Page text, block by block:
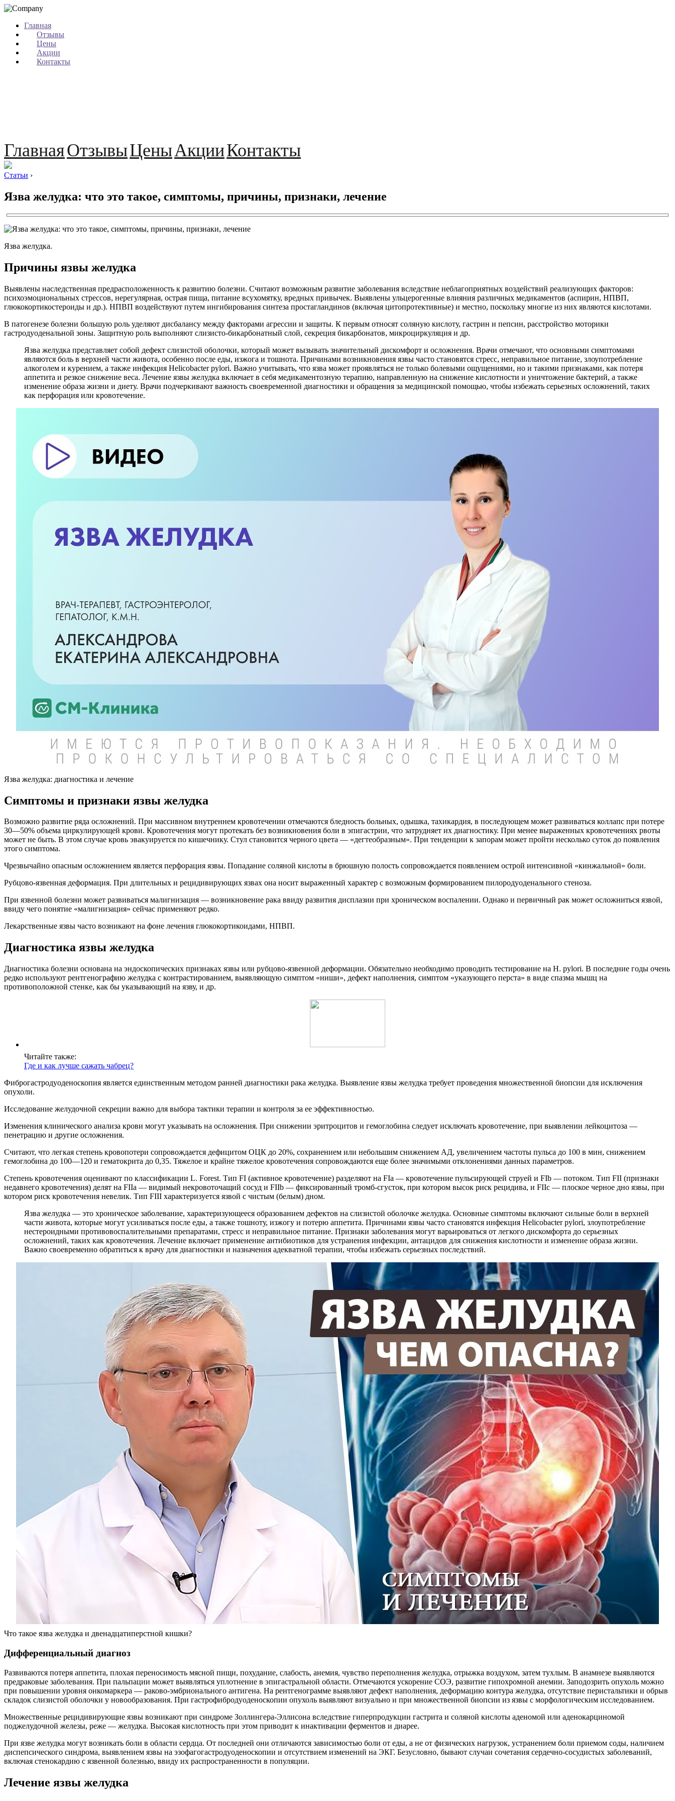
Главная
Отзывы
Цены
Акции
Контакты
ГлавнаяОтзывыЦеныАкцииКонтакты
Статьи ›
Язва желудка: что это такое, симптомы, причины, признаки, лечение
Язва желудка.
Причины язвы желудка
Выявлены наследственная предрасположенность к развитию болезни. Считают возможным развитие заболевания вследствие неблагоприятных воздействий реализующих факторов:
психоэмоциональных стрессов, нерегулярная, острая пища, питание всухомятку, вредных привычек. Выявлены ульцерогенные влияния различных медикаментов (аспирин, НПВП,
глюкокортикостероиды и др.). НПВП воздействуют путем ингибирования синтеза простагландинов (включая цитопротективные) и местно, поскольку многие из них являются кислотами.
В патогенезе болезни большую роль уделяют дисбалансу между факторами агрессии и защиты. К первым относят соляную кислоту, гастрин и пепсин, расстройство моторики
гастродуоденальной зоны. Защитную роль выполняют слизисто-бикарбонатный слой, секреция бикарбонатов, микроциркуляция и др.
Язва желудка представляет собой дефект слизистой оболочки, который может вызывать значительный дискомфорт и осложнения. Врачи отмечают, что основными симптомами
являются боль в верхней части живота, особенно после еды, изжога и тошнота. Причинами возникновения язвы часто становятся стресс, неправильное питание, злоупотребление
алкоголем и курением, а также инфекция Helicobacter pylori. Важно учитывать, что язва может проявляться не только болевыми ощущениями, но и такими признаками, как потеря
аппетита и резкое снижение веса. Лечение язвы желудка включает в себя медикаментозную терапию, направленную на снижение кислотности и уничтожение бактерий, а также
изменение образа жизни и диету. Врачи подчеркивают важность своевременной диагностики и обращения за медицинской помощью, чтобы избежать серьезных осложнений, таких
как перфорация или кровотечение.
Язва желудка: диагностика и лечение
Симптомы и признаки язвы желудка
Возможно развитие ряда осложнений. При массивном внутреннем кровотечении отмечаются бледность больных, одышка, тахикардия, в последующем может развиваться коллапс при потере
30—50% объема циркулирующей крови. Кровотечения могут протекать без возникновения боли в эпигастрии, что затрудняет их диагностику. При менее выраженных кровотечениях рвоты
может не быть. В этом случае кровь эвакуируется по кишечнику. Стул становится черного цвета — «дегтеобразным». При тенденции к запорам может пройти несколько суток до появления
этого симптома.
Чрезвычайно опасным осложнением является перфорация язвы. Попадание соляной кислоты в брюшную полость сопровождается появлением острой интенсивной «кинжальной» боли.
Рубцово-язвенная деформация. При длительных и рецидивирующих язвах она носит выраженный характер с возможным формированием пилородуоденального стеноза.
При язвенной болезни может развиваться малигнизация — возникновение рака ввиду развития дисплазии при хроническом воспалении. Однако и первичный рак может осложниться язвой,
ввиду чего понятие «малигнизация» сейчас применяют редко.
Лекарственные язвы часто возникают на фоне лечения глюкокортикоидами, НПВП.
Диагностика язвы желудка
Диагностика болезни основана на эндоскопических признаках язвы или рубцово-язвенной деформации. Обязательно необходимо проводить тестирование на Н. pylori. В последние годы очень
редко используют рентгенографию желудка с контрастированием, выявляющую симптом «ниши», дефект наполнения, симптом «указующего перста» в виде спазма мышц на
противоположной стенке, как бы указывающий на язву, и др.
Читайте также:
Где и как лучше сажать чабрец?
Фиброгастродуоденоскопия является единственным методом ранней диагностики рака желудка. Выявление язвы желудка требует проведения множественной биопсии для исключения
опухоли.
Исследование желудочной секреции важно для выбора тактики терапии и контроля за ее эффективностью.
Изменения клинического анализа крови могут указывать на осложнения. При снижении эритроцитов и гемоглобина следует исключать кровотечение, при выявлении лейкоцитоза —
пенетрацию и другие осложнения.
Считают, что легкая степень кровопотери сопровождается дефицитом ОЦК до 20%, сохранением или небольшим снижением АД, увеличением частоты пульса до 100 в мин, снижением
гемоглобина до 100—120 и гематокрита до 0,35. Тяжелое и крайне тяжелое кровотечения сопровождаются еще более значимыми отклонениями данных параметров.
Степень кровотечения оценивают по классификации L. Forest. Тип FI (активное кровотечение) разделяют на FIa — кровотечение пульсирующей струей и FIb — потоком. Тип FII (признаки
недавнего кровотечения) делят на FIIa — видимый некровоточащий сосуд и FIIb — фиксированный тромб-сгусток, при котором высок риск рецидива, и FIIc — плоское черное дно язвы, при
котором риск кровотечения невелик. Тип FIII характеризуется язвой с чистым (белым) дном.
Язва желудка — это хроническое заболевание, характеризующееся образованием дефектов на слизистой оболочке желудка. Основные симптомы включают сильные боли в верхней
части живота, которые могут усиливаться после еды, а также тошноту, изжогу и потерю аппетита. Причинами язвы часто становятся инфекция Helicobacter pylori, злоупотребление
нестероидными противовоспалительными препаратами, стресс и неправильное питание. Признаки заболевания могут варьироваться от легкого дискомфорта до серьезных
осложнений, таких как кровотечения. Лечение включает применение антибиотиков для устранения инфекции, антацидов для снижения кислотности и изменение образа жизни.
Важно своевременно обратиться к врачу для диагностики и назначения адекватной терапии, чтобы избежать серьезных последствий.
Что такое язва желудка и двенадцатиперстной кишки?
Дифференциальный диагноз
Развиваются потеря аппетита, плохая переносимость мясной пищи, похудание, слабость, анемия, чувство переполнения желудка, отрыжка воздухом, затем тухлым. В анамнезе выявляются
предраковые заболевания. При пальпации может выявляться уплотнение в эпигастральной области. Отмечаются ускорение СОЭ, развитие гипохромной анемии. Заподозрить опухоль можно
при повышении уровня онкомаркера — раково-эмбрионального антигена. На рентгенограмме выявляют дефект наполнения, деформацию контура желудка, отсутствие перистальтики и обрыв
складок слизистой оболочки у новообразования. При гастрофибродуоденоскопии опухоль выявляют визуально и при множественной биопсии из язвы с морфологическим исследованием.
Множественные рецидивирующие язвы возникают при синдроме Золлингера-Эллисона вследствие гиперпродукции гастрита и соляной кислоты аденомой или аденокарциномой
поджелудочной железы, реже — желудка. Высокая кислотность при этом приводит к инактивации ферментов и диарее.
При язве желудка могут возникать боли в области сердца. От последней они отличаются зависимостью боли от еды, а не от физических нагрузок, устранением боли приемом соды, наличием
диспепсического синдрома, выявлением язвы на эзофагогастродуоденоскопии и отсутствием изменений на ЭКГ. Безусловно, бывают случаи сочетания сердечно-сосудистых заболеваний,
включая стенокардию с язвенной болезнью, ввиду их распространенности в популяции.
Лечение язвы желудка